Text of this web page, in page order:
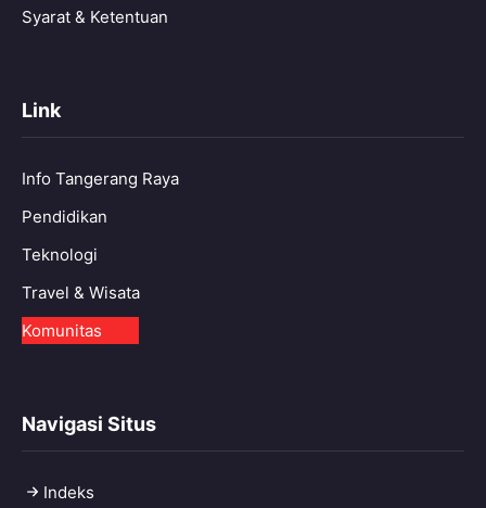
Syarat & Ketentuan
Link
Info Tangerang Raya
Pendidikan
Teknologi
Travel & Wisata
Komunitas
Navigasi Situs
Indeks